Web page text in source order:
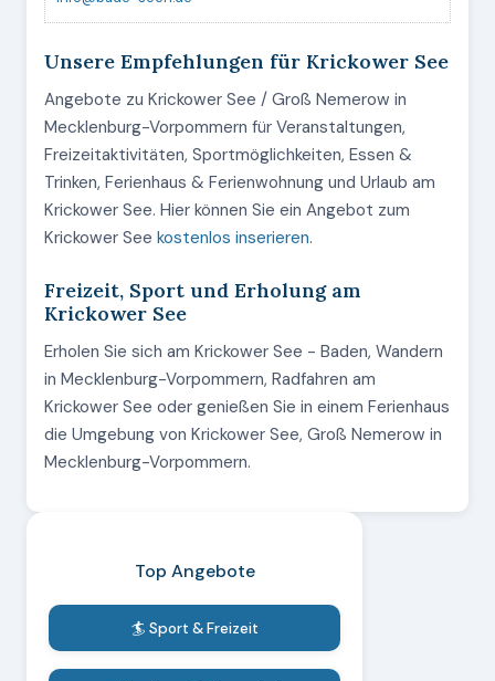
Unsere Empfehlungen für Krickower See
Angebote zu Krickower See / Groß Nemerow in
Mecklenburg-Vorpommern für Veranstaltungen,
Freizeitaktivitäten, Sportmöglichkeiten, Essen &
Trinken, Ferienhaus & Ferienwohnung und Urlaub am
Krickower See. Hier können Sie ein Angebot zum
Krickower See kostenlos inserieren.
Freizeit, Sport und Erholung am
Krickower See
Erholen Sie sich am Krickower See - Baden, Wandern
in Mecklenburg-Vorpommern, Radfahren am
Krickower See oder genießen Sie in einem Ferienhaus
die Umgebung von Krickower See, Groß Nemerow in
Mecklenburg-Vorpommern.
Top Angebote
🏄 Sport & Freizeit